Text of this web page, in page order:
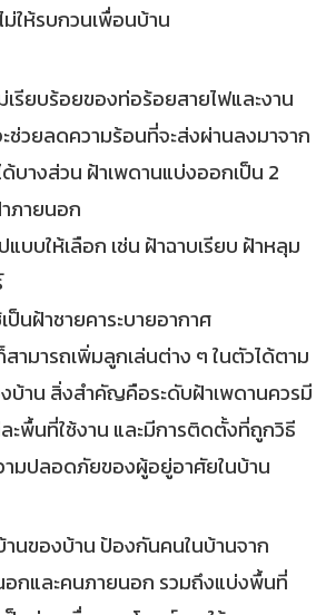
ม่ให้รบกวนเพื่อนบ้าน
รียบร้อยของท่อร้อยสายไฟและงาน
ช่วยลดความร้อนที่จะส่งผ่านลงมาจาก
บางส่วน ฝ้าเพดานแบ่งออกเป็น 2
ภายนอก
บบให้เลือก เช่น ฝ้าฉาบเรียบ ฝ้าหลุม
ป็นฝ้าชายคาระบายอากาศ
ามารถเพิ่มลูกเล่นต่าง ๆ ในตัวได้ตาม
บ้าน สิ่งสำคัญคือระดับฝ้าเพดานควรมี
ะพื้นที่ใช้งาน และมีการติดตั้งที่ถูกวิธี
ามปลอดภัยของผู้อยู่อาศัยในบ้าน
นของบ้าน ป้องกันคนในบ้านจาก
อกและคนภายนอก รวมถึงแบ่งพื้นที่